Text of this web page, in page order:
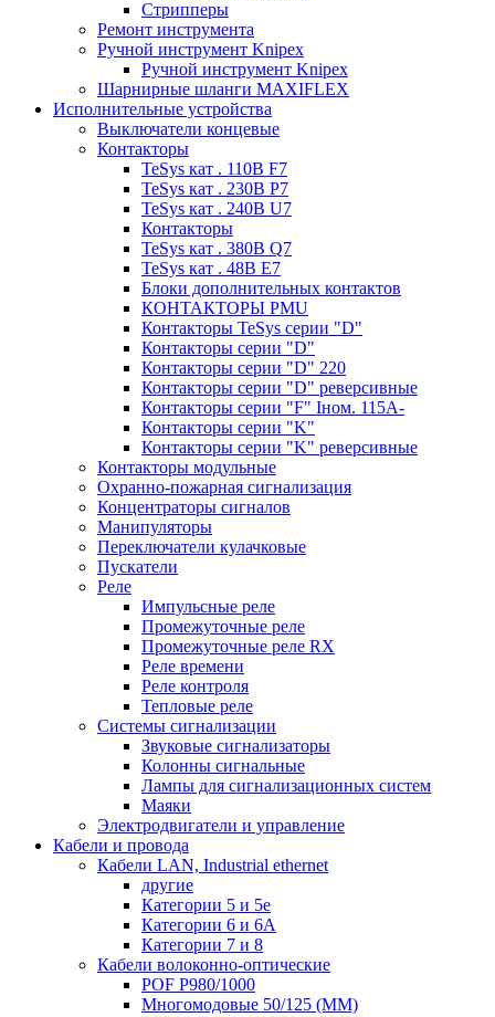
Стрипперы
Ремонт инструмента
Ручной инструмент Knipex
Ручной инструмент Knipex
Шарнирные шланги MAXIFLEX
Исполнительные устройства
Выключатели концевые
Контакторы
TeSys кат . 110В F7
TeSys кат . 230В P7
TeSys кат . 240В U7
Контакторы
TeSys кат . 380В Q7
TeSys кат . 48В E7
Блоки дополнительных контактов
КОНТАКТОРЫ PMU
Контакторы TeSys серии "D"
Контакторы серии "D"
Контакторы серии "D" 220
Контакторы серии "D" реверсивные
Контакторы серии "F" Iном. 115А-
Контакторы серии "K"
Контакторы серии "K" реверсивные
Контакторы модульные
Охранно-пожарная сигнализация
Концентраторы сигналов
Манипуляторы
Переключатели кулачковые
Пускатели
Реле
Импульсные реле
Промежуточные реле
Промежуточные реле RX
Реле времени
Реле контроля
Тепловые реле
Системы сигнализации
Звуковые сигнализаторы
Колонны сигнальные
Лампы для сигнализационных систем
Маяки
Электродвигатели и управление
Кабели и провода
Кабели LAN, Industrial ethernet
другие
Категории 5 и 5е
Категории 6 и 6A
Категории 7 и 8
Кабели волоконно-оптические
POF P980/1000
Многомодовые 50/125 (ММ)